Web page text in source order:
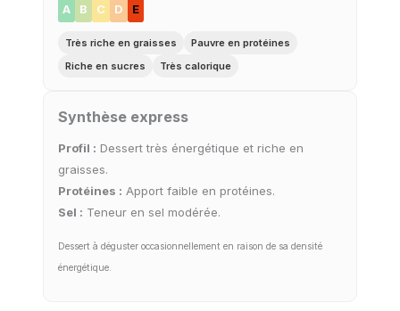
A B C D E
Très riche en graisses
Pauvre en protéines
Riche en sucres
Très calorique
Synthèse express
Profil : Dessert très énergétique et riche en
graisses.
Protéines : Apport faible en protéines.
Sel : Teneur en sel modérée.
Dessert à déguster occasionnellement en raison de sa densité
énergétique.